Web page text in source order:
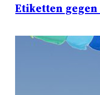
Etiketten